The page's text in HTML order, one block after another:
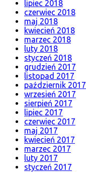
lipiec 2018
czerwiec 2018
maj 2018
kwiecień 2018
marzec 2018
luty 2018
styczeń 2018
grudzień 2017
listopad 2017
październik 2017
wrzesień 2017
sierpień 2017
lipiec 2017
czerwiec 2017
maj 2017
kwiecień 2017
marzec 2017
luty 2017
styczeń 2017